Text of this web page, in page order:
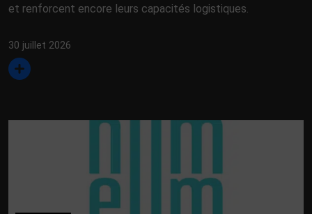
et renforcent encore leurs capacités logistiques.
30 juillet 2026